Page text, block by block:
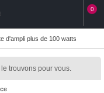
0
d'ampli plus de 100 watts
trouvons pour vous.